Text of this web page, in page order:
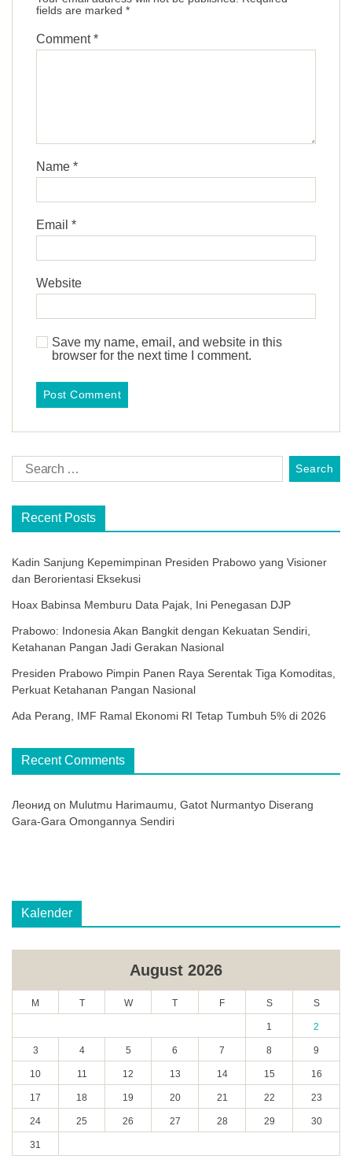
fields are marked *
Comment*
Name *
Email *
Website
Save my name, email, and website in this
browser for the next time I comment.
Recent Posts
Kadin Sanjung Kepemimpinan Presiden Prabowo yang Visioner
dan Berorientasi Eksekusi
Hoax Babinsa Memburu Data Pajak, Ini Penegasan DJP
Prabowo: Indonesia Akan Bangkit dengan Kekuatan Sendiri,
Ketahanan Pangan Jadi Gerakan Nasional
Presiden Prabowo Pimpin Panen Raya Serentak Tiga Komoditas,
Perkuat Ketahanan Pangan Nasional
Ada Perang, IMF Ramal Ekonomi RI Tetap Tumbuh 5% di 2026
Recent Comments
Леонид on Mulutmu Harimaumu, Gatot Nurmantyo Diserang
Gara-Gara Omongannya Sendiri
Kalender
August 2026
M T W T F S S
1 2
3 4 5 6 7 8 9
10 11 12 13 14 15 16
17 18 19 20 21 22 23
24 25 26 27 28 29 30
31